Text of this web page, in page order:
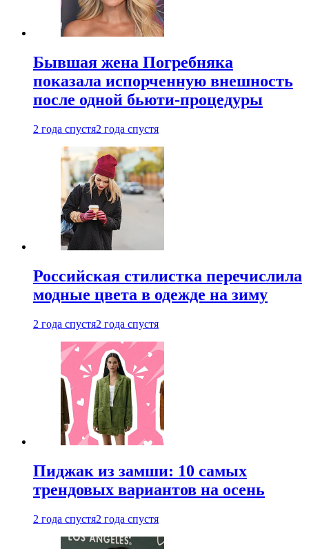
Бывшая жена Погребняка
показала испорченную внешность
после одной бьюти-процедуры
2 года спустя2 года спустя
Российская стилистка перечислила
модные цвета в одежде на зиму
2 года спустя2 года спустя
Пиджак из замши: 10 самых
трендовых вариантов на осень
2 года спустя2 года спустя